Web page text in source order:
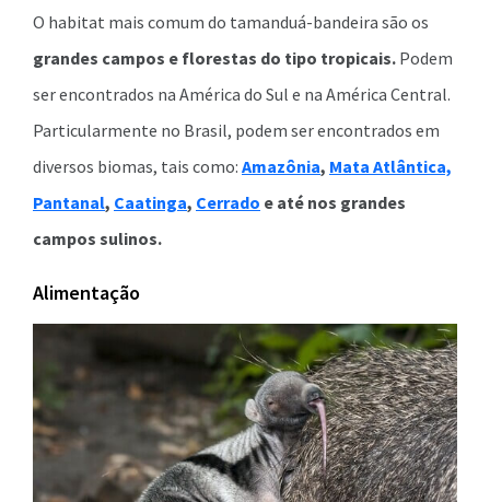
O habitat mais comum do tamanduá-bandeira são os
grandes campos e florestas do tipo tropicais. Podem
ser encontrados na América do Sul e na América Central.
Particularmente no Brasil, podem ser encontrados em
diversos biomas, tais como: Amazônia, Mata Atlântica,
Pantanal, Caatinga, Cerrado e até nos grandes
campos sulinos.
Alimentação